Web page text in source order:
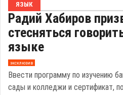
ЯЗЫК
Радий Хабиров
стесняться
языке
эксклюзив
Ввести программу по изучению
сады и колледжи и сертификат,